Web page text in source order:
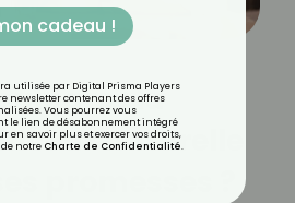
: la
naturelle
promesses ?
cadeau !
utilisée par Digital Prisma Players
newsletter contenant des offres
Vous pourrez vous
le lien de désabonnement intégré
en savoir plus et exercer vos droits,
notre Charte de Confidentialité.